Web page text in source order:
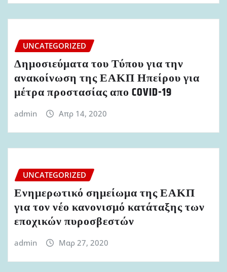
UNCATEGORIZED
Δημοσιεύματα του Τύπου για την
ανακοίνωση της ΕΑΚΠ Ηπείρου για
μέτρα προστασίας απο COVID-19
admin Απρ 14, 2020
UNCATEGORIZED
Ενημερωτικό σημείωμα της ΕΑΚΠ
για τον νέο κανονισμό κατάταξης των
εποχικών πυροσβεστών
admin Μαρ 27, 2020